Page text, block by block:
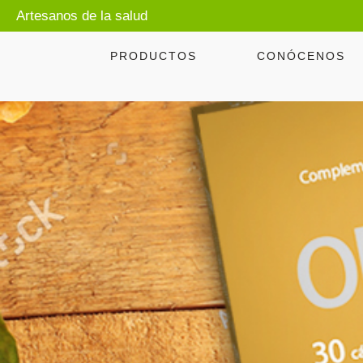
Artesanos de la salud
PRODUCTOS CONÓCENOS